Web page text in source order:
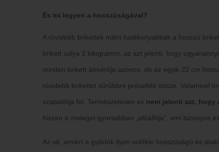
És mi legyen a hosszúságával?
A rövidebb brikettek miért hatékonyabbak a hosszú
brikett súlya 2 kilogramm, az azt jelenti, hogy
minden brikett átmérője azonos, de az egyik 22 cm
rövidebb brikettet sűrűbbre préselték össze. Valamivel
szabadítja fel. Természetesen ez nem jelenti azt, hogy
hiszen a meleget gyorsabban „előállítja”, ami bizonyos
Az ok, amiért a gyártók ilyen sokféle hosszúságú és